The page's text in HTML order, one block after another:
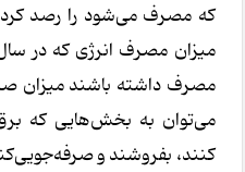
که مصرف می‌شود را رصد
میزان مصرف انرژی که در
مصرف داشته باشند میزان
می‌توان به بخش‌هایی که برق
کنند، بفروشند و